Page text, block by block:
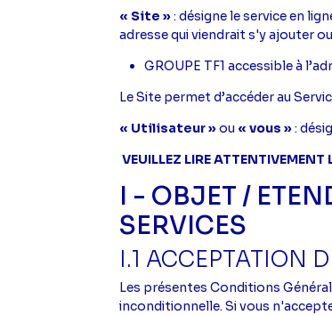
« Site »: désigne le service en
adresse qui viendrait s'y ajouter
GROUPE TF1 accessible à
Le Site permet d’accéder au
« Utilisateur »ou « vous »:
VEUILLEZ LIRE
I - OBJET /
SERVICES
I.1 ACCEPTATION
Les présentes Conditions
inconditionnelle. Si vous